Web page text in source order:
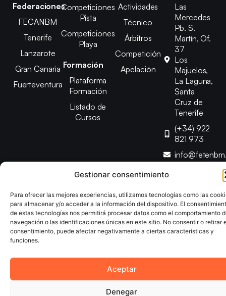
Gestionar consentimiento
Para ofrecer las mejores experiencias, utilizamos tecnologías como las
para almacenar y/o acceder a la información del dispositivo. El
de estas tecnologías nos permitirá procesar datos como el comportamiento
navegación o las identificaciones únicas en este sitio. No consentir o retirar
consentimiento, puede afectar negativamente a ciertas características y
funciones.
Aceptar
Denegar
Federaciones
FECANBM
Tenerife
Lanzarote
Gran Canaria
Fuerteventura
Competiciones
Pista
Competiciones
Playa
Formación
Plataforma
Formación
Listado de
Cursos
Actividades
Técnico
Árbitros
Competición
Apelación
Las
Mercedes
Pb. S.
Martín, Of.
37
Los
Majuelos,
La Laguna,
Santa
Cruz de
Tenerife
(+34) 922
821 973
Desarrollado porTOOOLS
Aviso LegalPolítica de CookiesPolítica de Privacidad
Declaración de Accesibilidad Política de Ventas